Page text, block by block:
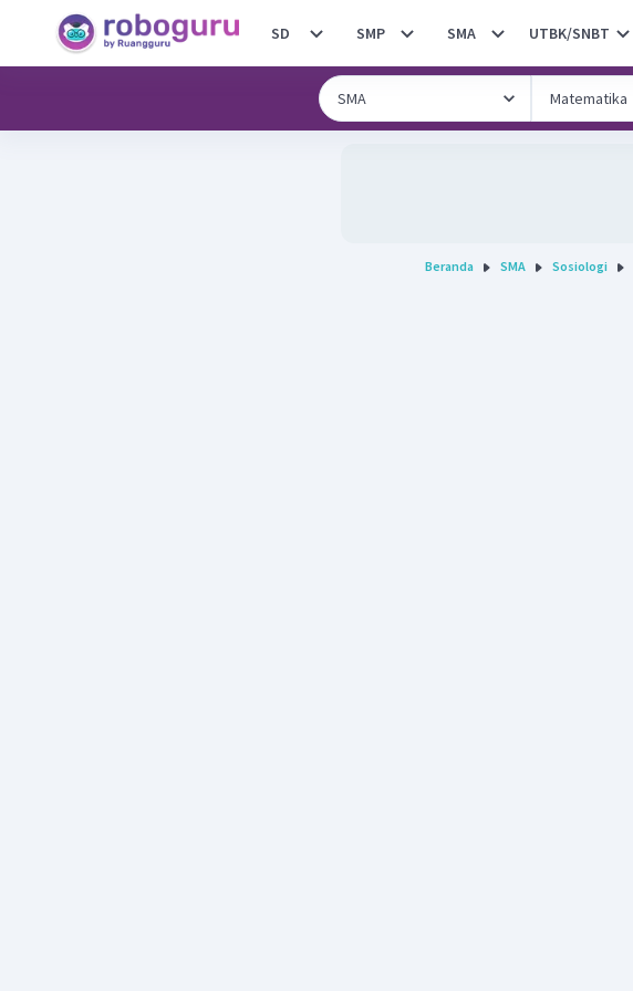
SD SMP SMA UTBK/SNBT
Beranda SMA Sosiologi